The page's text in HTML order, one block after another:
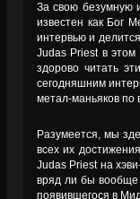
За свою безумную
известен как Бог
интервью и
Judas Priest в
здорово читать
сегодняшним
метал-маньяков по
Разумеется, мы
всех их
Judas Priest на
вряд ли бы вообще
появившегося в